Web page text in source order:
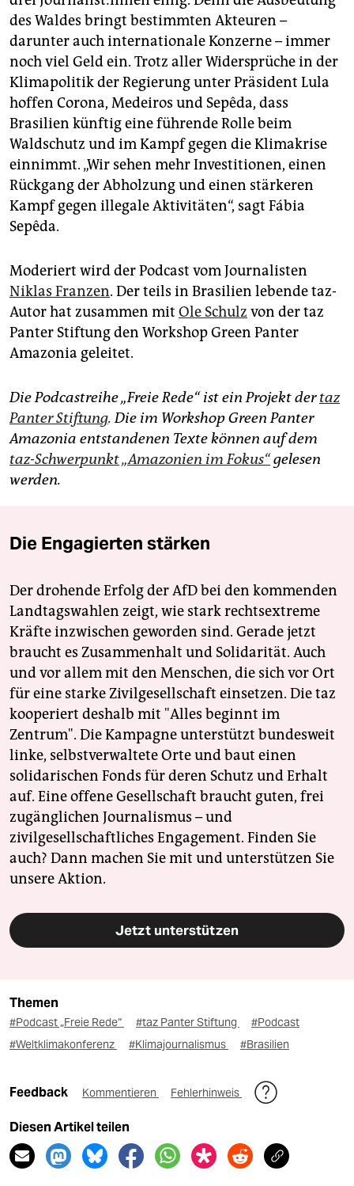
des Waldes bringt bestimmten Akteuren –
darunter auch internationale Konzerne – immer
noch viel Geld ein. Trotz aller Widersprüche in der
Klimapolitik der Regierung unter Präsident Lula
hoffen Corona, Medeiros und Sepêda, dass
Brasilien künftig eine führende Rolle beim
Waldschutz und im Kampf gegen die Klimakrise
einnimmt. „Wir sehen mehr Investitionen, einen
Rückgang der Abholzung und einen stärkeren
Kampf gegen illegale Aktivitäten“, sagt Fábia
Sepêda.
Moderiert wird der Podcast vom Journalisten
Niklas Franzen. Der teils in Brasilien lebende taz-
Autor hat zusammen mit Ole Schulz von der taz
Panter Stiftung den Workshop Green Panter
Amazonia geleitet.
Die Podcastreihe „Freie Rede“ ist ein Projekt dertaz
Panter Stiftung. Die im Workshop Green Panter
Amazonia entstandenen Texte können auf dem
taz-Schwerpunkt „Amazonien im Fokus“gelesen
werden.
Die Engagierten stärken
Der drohende Erfolg der AfD bei den kommenden
Landtagswahlen zeigt, wie stark rechtsextreme
Kräfte inzwischen geworden sind. Gerade jetzt
braucht es Zusammenhalt und Solidarität. Auch
und vor allem mit den Menschen, die sich vor Ort
für eine starke Zivilgesellschaft einsetzen. Die taz
kooperiert deshalb mit "Alles beginnt im
Zentrum". Die Kampagne unterstützt bundesweit
linke, selbstverwaltete Orte und baut einen
solidarischen Fonds für deren Schutz und Erhalt
auf. Eine offene Gesellschaft braucht guten, frei
zugänglichen Journalismus – und
zivilgesellschaftliches Engagement. Finden Sie
auch? Dann machen Sie mit und unterstützen Sie
unsere Aktion.
Jetzt unterstützen
Themen
#Podcast „Freie Rede“ #taz Panter Stiftung
#Podcast
#Weltklimakonferenz
#Klimajournalismus #Brasilien
Feedback Kommentieren Fehlerhinweis
Diesen Artikel teilen